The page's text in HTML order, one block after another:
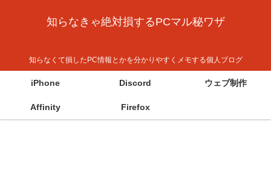
知らなきゃ絶対損するPCマル秘ワザ
知らなくて損したPC情報とかを分かりやすくメモする個人ブログ
iPhone Discord ウェブ制作
Affinity Firefox